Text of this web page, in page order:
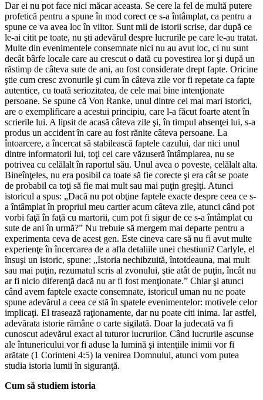
Dar ei nu pot face nici măcar aceasta. Se cere la fel de multă putere
profetică pentru a spune în mod corect ce s-a întâmplat, ca pentru a
spune ce va avea loc în viitor. Sunt mii de istorii scrise, dar după ce
le-ai citit pe toate, nu şti adevărul despre lucrurile pe care le-au tratat.
Multe din evenimentele consemnate nici nu au avut loc, ci nu sunt
decât bârfe locale care au crescut o dată cu povestirea lor şi după un
răstimp de câteva sute de ani, au fost considerate drept fapte. Oricine
ştie cum cresc zvonurile şi cum în câteva zile vor fi repetate ca fapte
autentice, cu toată seriozitatea, de cele mai bine intenţionate
persoane. Se spune că Von Ranke, unul dintre cei mai mari istorici,
are o exemplificare a acestui principiu, care l-a făcut foarte atent în
scrierile lui. A lipsit de acasă câteva zile şi, în timpul absenţei lui, s-a
produs un accident în care au fost rănite câteva persoane. La
întoarcere, a încercat să stabilească faptele cazului, dar nici unul
dintre informatorii lui, toţi cei care văzuseră întâmplarea, nu se
potrivea cu celălalt în raportul său. Unul avea o poveste, celălalt alta.
Bineînţeles, nu era posibil ca toate să fie corecte şi era cât se poate
de probabil ca toţi să fie mai mult sau mai puţin greşiţi. Atunci
istoricul a spus: „Dacă nu pot obţine faptele exacte despre ceea ce s-
a întâmplat în propriul meu cartier acum câteva zile, atunci când pot
vorbi faţă în faţă cu martorii, cum pot fi sigur de ce s-a întâmplat cu
sute de ani în urmă?” Nu trebuie să mergem mai departe pentru a
experimenta ceva de acest gen. Este cineva care să nu fi avut multe
experienţe în încercarea de a afla detaliile unei chestiuni? Carlyle, el
însuşi un istoric, spune: „Istoria nechibzuită, întotdeauna, mai mult
sau mai puţin, rezumatul scris al zvonului, ştie atât de puţin, încât nu
ar fi nicio diferenţă dacă nu ar fi fost menţionate.” Chiar şi atunci
când avem faptele exacte consemnate, istoricul uman nu ne poate
spune adevărul a ceea ce stă în spatele evenimentelor: motivele celor
implicaţi. El trasează raţionamente, dar nu poate citi inima. Iar astfel,
adevărata istorie rămâne o carte sigilată. Doar la judecată va fi
cunoscut adevărul exact al tuturor lucrurilor. Când lucrurile ascunse
ale întunericului vor fi aduse la lumină şi intenţiile inimii vor fi
arătate (1 Corinteni 4:5) la venirea Domnului, atunci vom putea
studia istoria lumii în siguranţă.
Cum să studiem istoria